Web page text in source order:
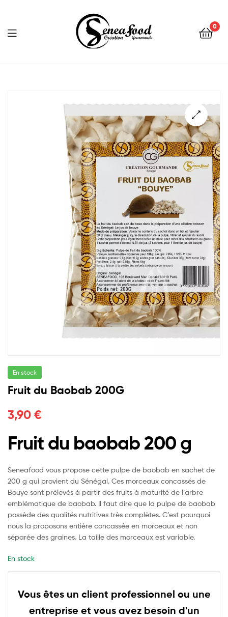
0
🔍
En stock
Fruit du Baobab 200G
3,90 €
Fruit du baobab 200 g
Seneafood vous propose cette pulpe de baobab en sachet de
200 g qui provient du Sénégal. Ces morceaux concassés de
Bouye sont prélevés à partir des fruits à maturité de l’arbre
emblématique de baobab. Il faut dire que la pulpe de baobab
possède des qualités nutritives très complètes. C’est pourquoi
nous la proposons entière concassée en morceaux et non
séparée des graines. La taille des morceaux est variable.
En stock
Vous êtes un client professionnel ou une
entreprise et vous avez besoin d'un